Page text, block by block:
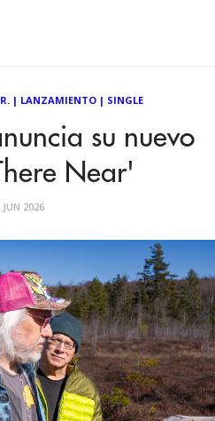
| LANZAMIENTO| SINGLE
su nuevo
Near'
JUN 2026